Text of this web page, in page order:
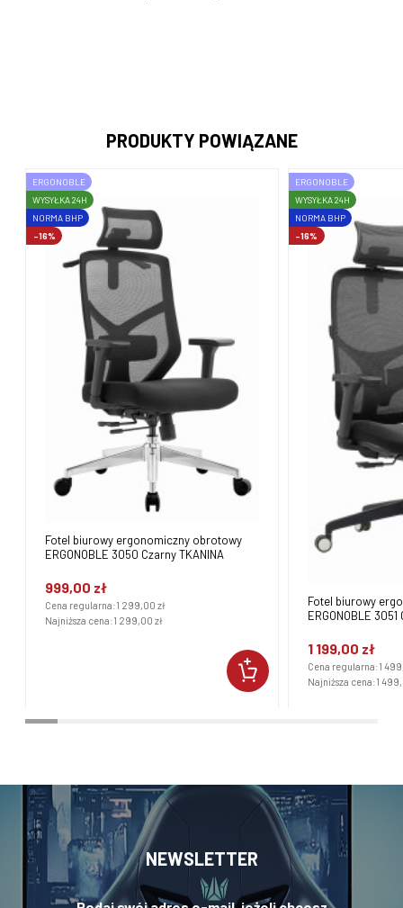
PRODUKTY POWIĄZANE
Fotel biurowy ergonomiczny obrotowy
ERGONOBLE 3050 Czarny TKANINA
999,00 zł
Cena regularna:1 299,00 zł
Najniższa cena:1 299,00 zł
-16%
WYSYŁKA 24H
NORMA BHP
ERGONOBLE
Fotel biurowy
ERGONOBLE
1 199,00 zł
Cena regularna:1
Najniższa cena:1
-16%
WYSYŁKA 24H
NORMA BHP
ERGONOBLE
NEWSLETTER